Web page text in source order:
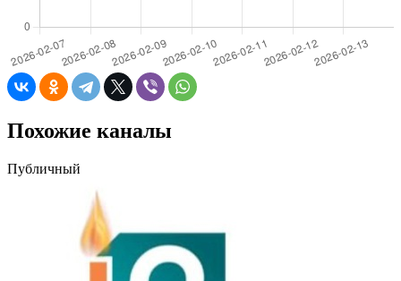
Похожие каналы
Публичный